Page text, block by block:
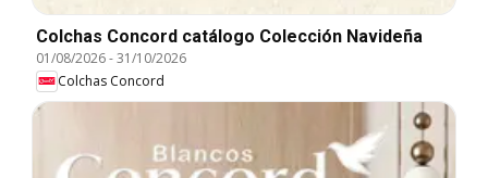
Colchas Concord catálogo Colección Navideña
01/08/2026-31/10/2026
Colchas Concord